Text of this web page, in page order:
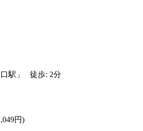
駅」 徒歩: 2分
円)